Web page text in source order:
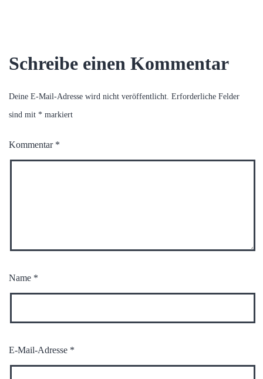
Schreibe einen Kommentar
Deine E-Mail-Adresse wird nicht veröffentlicht. Erforderliche Felder
sind mit * markiert
Kommentar *
Name *
E-Mail-Adresse *